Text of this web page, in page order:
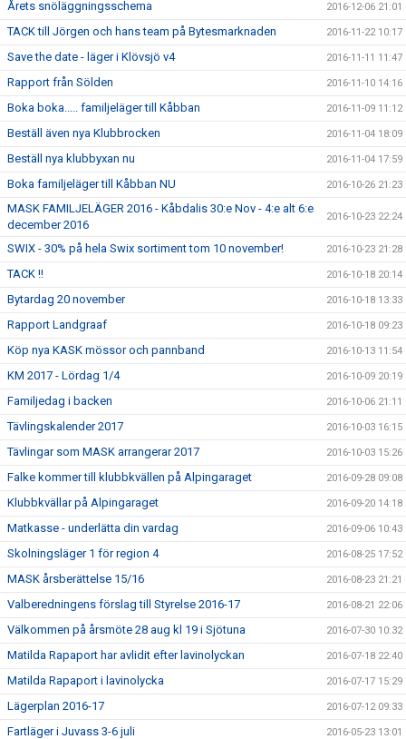
Årets snöläggningsschema 2016-12-06 21:01
TACK till Jörgen och hans team på Bytesmarknaden 2016-11-22 10:17
Save the date - läger i Klövsjö v4 2016-11-11 11:47
Rapport från Sölden 2016-11-10 14:16
Boka boka..... familjeläger till Kåbban 2016-11-09 11:12
Beställ även nya Klubbrocken 2016-11-04 18:09
Beställ nya klubbyxan nu 2016-11-04 17:59
Boka familjeläger till Kåbban NU 2016-10-26 21:23
MASK FAMILJELÄGER 2016 - Kåbdalis 30:e Nov - 4:e alt 6:e
december 2016
2016-10-23 22:24
SWIX - 30% på hela Swix sortiment tom 10 november! 2016-10-23 21:28
TACK !! 2016-10-18 20:14
Bytardag 20 november 2016-10-18 13:33
Rapport Landgraaf 2016-10-18 09:23
Köp nya KASK mössor och pannband 2016-10-13 11:54
KM 2017 - Lördag 1/4 2016-10-09 20:19
Familjedag i backen 2016-10-06 21:11
Tävlingskalender 2017 2016-10-03 16:15
Tävlingar som MASK arrangerar 2017 2016-10-03 15:26
Falke kommer till klubbkvällen på Alpingaraget 2016-09-28 09:08
Klubbkvällar på Alpingaraget 2016-09-20 14:18
Matkasse - underlätta din vardag 2016-09-06 10:43
Skolningsläger 1 för region 4 2016-08-25 17:52
MASK årsberättelse 15/16 2016-08-23 21:21
Valberedningens förslag till Styrelse 2016-17 2016-08-21 22:06
Välkommen på årsmöte 28 aug kl 19 i Sjötuna 2016-07-30 10:32
Matilda Rapaport har avlidit efter lavinolyckan 2016-07-18 22:40
Matilda Rapaport i lavinolycka 2016-07-17 15:29
Lägerplan 2016-17 2016-07-12 09:33
Fartläger i Juvass 3-6 juli 2016-05-23 13:01